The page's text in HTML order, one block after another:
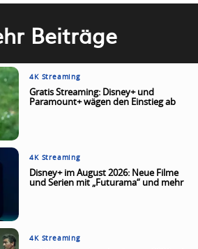
Beiträge
4K Streaming
Gratis Streaming: Disney+ und
Paramount+ wägen den Einstieg ab
4K Streaming
Disney+ im August 2026: Neue Filme
und Serien mit „Futurama“ und mehr
4K Streaming